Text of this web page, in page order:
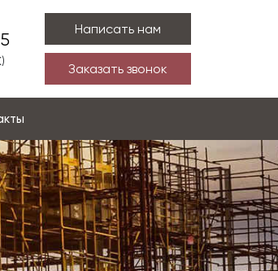
Написать нам
Заказать звонок